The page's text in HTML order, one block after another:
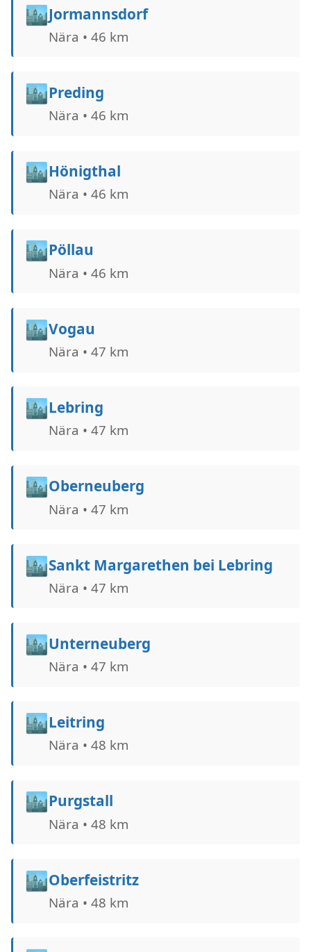
🏙️Jormannsdorf
Nära • 46 km
🏙️Preding
Nära • 46 km
🏙️Hönigthal
Nära • 46 km
🏙️Pöllau
Nära • 46 km
🏙️Vogau
Nära • 47 km
🏙️Lebring
Nära • 47 km
🏙️Oberneuberg
Nära • 47 km
🏙️Sankt Margarethen bei Lebring
Nära • 47 km
🏙️Unterneuberg
Nära • 47 km
🏙️Leitring
Nära • 48 km
🏙️Purgstall
Nära • 48 km
🏙️Oberfeistritz
Nära • 48 km